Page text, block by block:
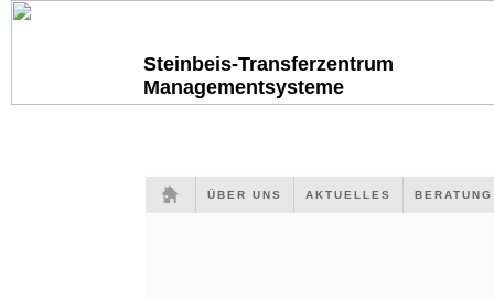
Steinbeis-Transferzentrum
Managementsysteme
ÜBER UNS AKTUELLES